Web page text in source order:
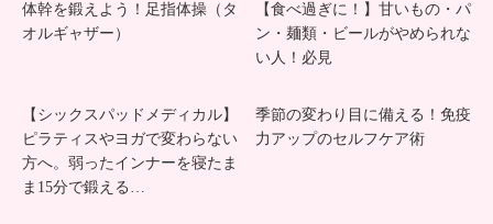
う！
活で
パマ
ー
体幹を鍛えよう！足指体操（タ
オルギャザー）
【食べ過ぎに！】甘いもの・パ
ン・麺類・ビールがやめられな
い人！必見
【シックスパッドメディカル】
ピラティスやヨガで変わらない
方へ。弱ったインナーを寝たま
ま15分で鍛える…
季節の変わり目に備える！免疫
力アップのセルフケア術